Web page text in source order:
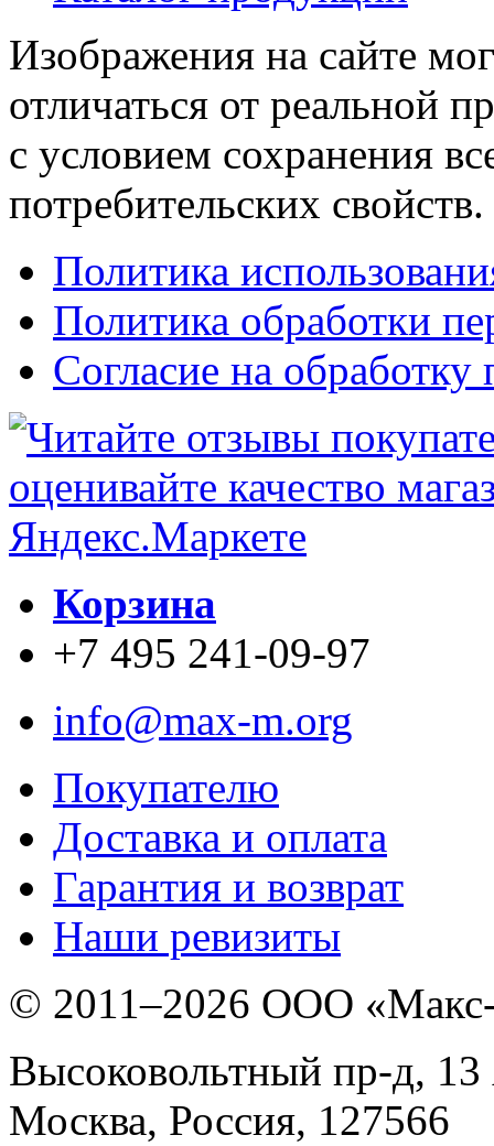
Изображения на сайте
отличаться от реальной
с условием сохранения
потребительских свойств.
Политика
Политика обработки
Согласие на
Корзина
+7 495 241-09-97
info@max-m.org
Покупателю
Доставка и оплата
Гарантия и возврат
Наши ревизиты
© 2011–2026 ООО
Высоковольтный пр-д,
Москва, Россия, 127566